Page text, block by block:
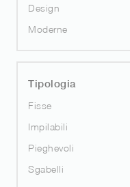
Design
Moderne
Tipologia
Fisse
Impilabili
Pieghevoli
Sgabelli